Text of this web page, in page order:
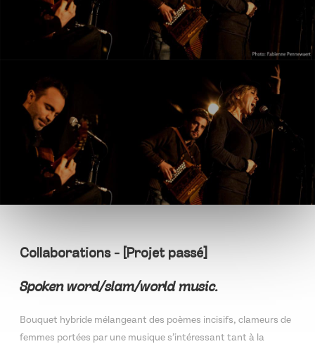
Collaborations - [Projet passé]
Spoken word/slam/world music.
Bouquet hybride mélangeant des poèmes incisifs, clameurs de
femmes portées par une musique s’intéressant tant à la